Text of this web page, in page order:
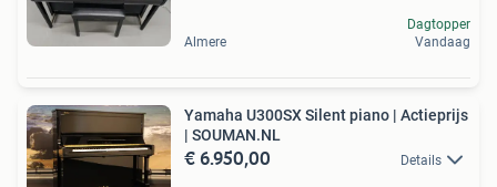
Almere
Dagtopper
Vandaag
Yamaha U300SX Silent piano | Actieprijs
| SOUMAN.NL
€ 6.950,00 Details